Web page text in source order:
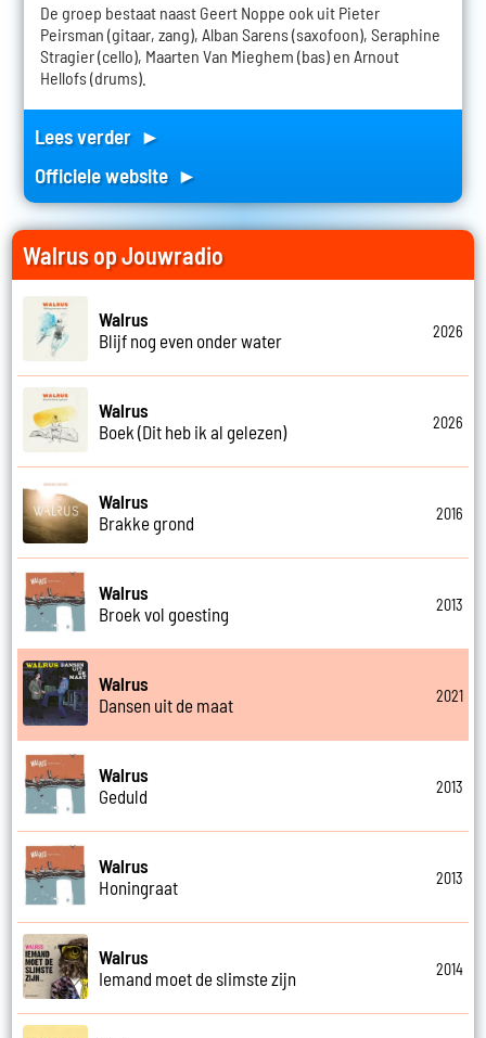
De groep bestaat naast Geert Noppe ook uit Pieter
Peirsman (gitaar, zang), Alban Sarens (saxofoon), Seraphine
Stragier (cello), Maarten Van Mieghem (bas) en Arnout
Hellofs (drums).
Lees verder ►
Officiele website ►
Walrus op Jouwradio
Walrus
Blijf nog even onder water
2026
Walrus
Boek (Dit heb ik al gelezen)
2026
Walrus
Brakke grond
2016
Walrus
Broek vol goesting
2013
Walrus
Dansen uit de maat
2021
Walrus
Geduld
2013
Walrus
Honingraat
2013
Walrus
Iemand moet de slimste zijn
2014